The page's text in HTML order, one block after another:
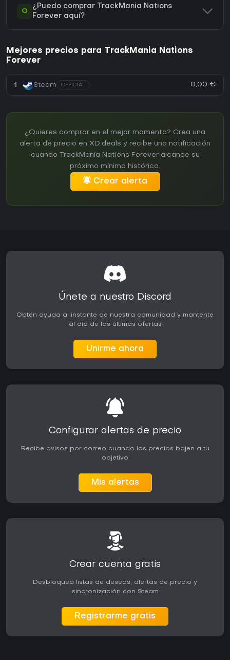
Q
¿Puedo comprar TrackMania Nations
Forever aquí?
Mejores precios para TrackMania Nations
Forever
1 Steam OFFICIAL 0,00 €
¿Quieres comprar en el mejor momento? Crea una
alerta de precio en XD.deals y recibe una notificación
cuando TrackMania Nations Forever alcance su
próximo mínimo histórico.
Crear alerta
Únete a nuestro Discord
Obtén ayuda al instante de nuestra comunidad y mantente
al día de las últimas ofertas
Unirme ahora
Configurar alertas de precio
Recibe avisos por correo cuando los precios bajen a tu
objetivo
Mis alertas
Crear cuenta gratis
Desbloquea listas de deseos, alertas de precio y
sincronización con Steam
Registrarme gratis